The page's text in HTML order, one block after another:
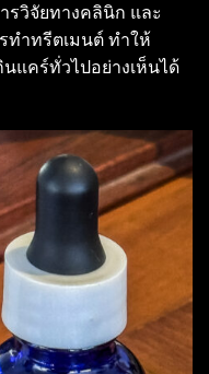
รวิจัยทางคลินิก และ
ทำทรีตเมนต์ ทำให้
แคร์ทั่วไปอย่างเห็นได้